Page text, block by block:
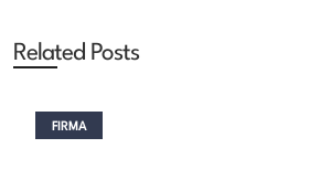
Related Posts
FIRMA